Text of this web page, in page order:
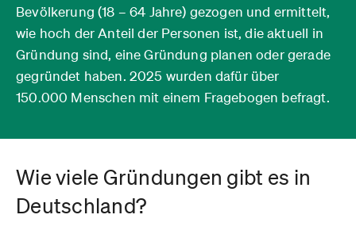
Bevölkerung (18 – 64 Jahre) gezogen und ermittelt,
wie hoch der Anteil der Personen ist, die aktuell in
Gründung sind, eine Gründung planen oder gerade
gegründet haben. 2025 wurden dafür über
150.000 Menschen mit einem Fragebogen befragt.
Wie viele Gründungen gibt es in
Deutschland?